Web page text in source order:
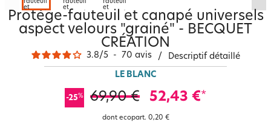
Protège-fauteuil et canapé universels
aspect velours "grainé" - BECQUET
CRÉATION
3.8/5 - 70 avis / Descriptif détaillé
LE BLANC
-25% 69,90 € 52,43 €*
dont ecopart. 0,20 €